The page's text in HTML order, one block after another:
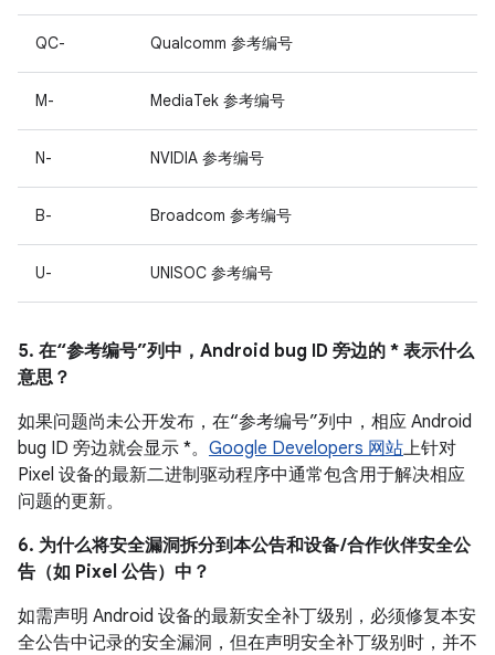
QC- Qualcomm 参考编号
M- MediaTek 参考编号
N- NVIDIA 参考编号
B- Broadcom 参考编号
U- UNISOC 参考编号
5. 在“参考编号”列中，Android bug ID 旁边的 * 表示什么
意思？
如果问题尚未公开发布，在“参考编号”列中，相应 Android
bug ID 旁边就会显示 *。 Google Developers 网站上针对
Pixel 设备的最新二进制驱动程序中通常包含用于解决相应
问题的更新。
6. 为什么将安全漏洞拆分到本公告和设备 /合作伙伴安全公
告（如 Pixel 公告）中？
如需声明 Android 设备的最新安全补丁级别，必须修复本安
全公告中记录的安全漏洞，但在声明安全补丁级别时，并不